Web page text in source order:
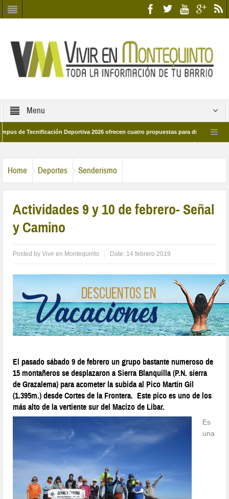
Menu
Tecnificación Deportiva 2026 ofrecen cuatro propuestas para disfrutar del deporte
Home Deportes Senderismo
Actividades 9 y 10 de febrero- Señal
y Camino
Posted byVivir en Montequinto Date: 14 febrero 2019
El pasado sábado 9 de febrero un grupo bastante numeroso de
15 montañeros se desplazaron a Sierra Blanquilla (P.N. sierra
de Grazalema) para acometer la subida al Pico Martín Gil
(1.395m.) desde Cortes de la Frontera. Este pico es uno de los
más alto de la vertiente sur del Macizo de Libar.
Es
una